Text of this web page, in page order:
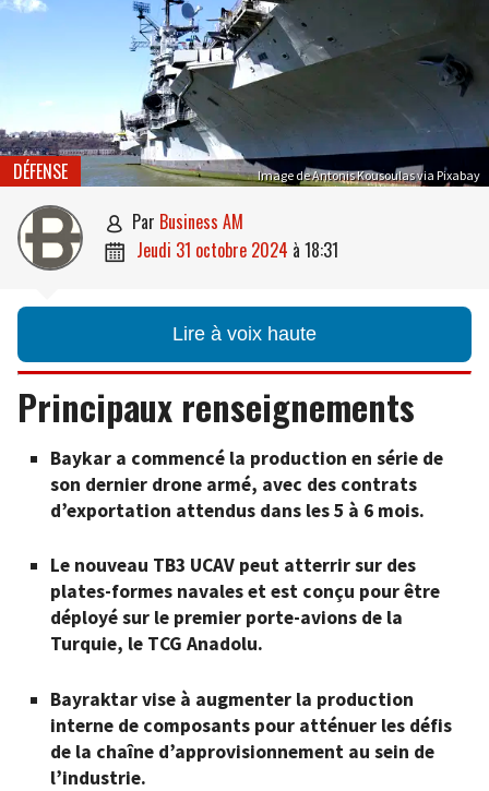
Image de Antonis Kousoulas via Pixabay
DÉFENSE
 par Business AM
 jeudi 31 octobre 2024 à 18:31
Lire à voix haute
Principaux renseignements
Baykar a commencé la production en série de
son dernier drone armé, avec des contrats
d’exportation attendus dans les 5 à 6 mois.
Le nouveau TB3 UCAV peut atterrir sur des
plates-formes navales et est conçu pour être
déployé sur le premier porte-avions de la
Turquie, le TCG Anadolu.
Bayraktar vise à augmenter la production
interne de composants pour atténuer les défis
de la chaîne d’approvisionnement au sein de
l’industrie.